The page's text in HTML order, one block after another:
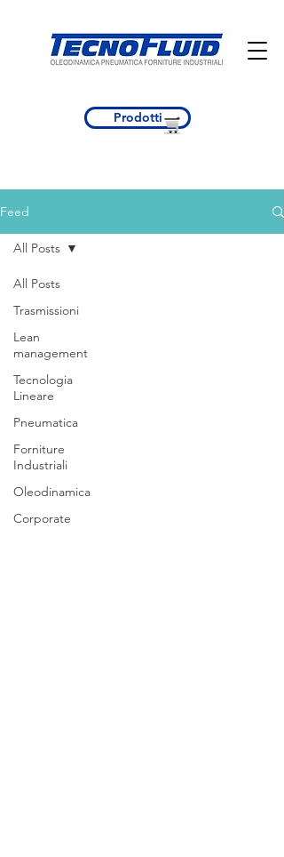
Prodotti
Feed
All Posts
Trasmissioni
Lean
management
Tecnologia
Lineare
Pneumatica
Forniture
Industriali
Oleodinamica
Corporate
All Posts